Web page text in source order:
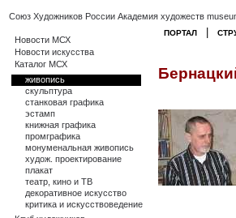
Союз Художников России Академия художеств
Новости МСХ
Новости искусства
Каталог МСХ
живопись
скульптура
станковая графика
эстамп
книжная графика
промграфика
монуменальная живопись
худож. проектирование
плакат
театр, кино и ТВ
декоративное искусство
критика и искусствоведение
ПОРТАЛ